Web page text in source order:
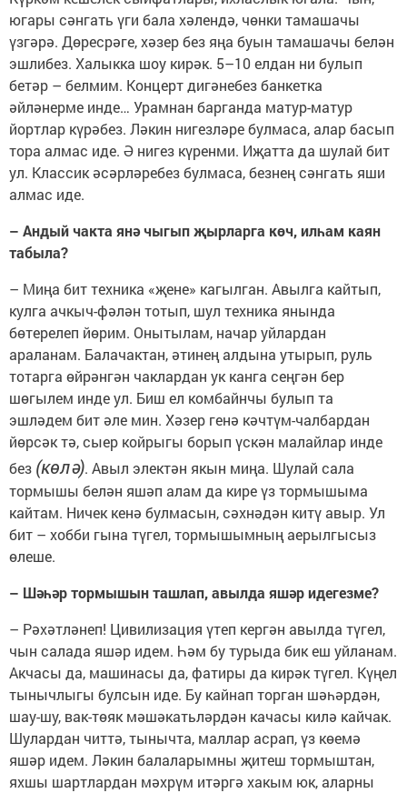
югары сәнгать үги бала хәлендә, чөнки тамашачы
үзгәрә. Дөресрәге, хәзер без яңа буын тамашачы белән
эшлибез. Халыкка шоу кирәк. 5–10 елдан ни булып
бетәр – белмим. Концерт дигәнебез банкетка
әйләнерме инде… Урамнан барганда матур-матур
йортлар күрәбез. Ләкин нигезләре булмаса, алар басып
тора алмас иде. Ә нигез күренми. Иҗатта да шулай бит
ул. Классик әсәрләребез булмаса, безнең сәнгать яши
алмас иде.
– Андый чакта янә чыгып җырларга көч, илһам каян
табыла?
– Миңа бит техника «җене» кагылган. Авылга кайтып,
кулга ачкыч-фәлән тотып, шул техника янында
бөтерелеп йөрим. Онытылам, начар уйлардан
араланам. Балачактан, әтинең алдына утырып, руль
тотарга өйрәнгән чаклардан ук канга сеңгән бер
шөгылем инде ул. Биш ел комбайнчы булып та
эшләдем бит әле мин. Хәзер генә кәчтүм-чалбардан
йөрсәк тә, сыер койрыгы борып үскән малайлар инде
без (көлә). Авыл электән якын миңа. Шулай сала
тормышы белән яшәп алам да кире үз тормышыма
кайтам. Ничек кенә булмасын, сәхнәдән китү авыр. Ул
бит – хобби гына түгел, тормышымның аерылгысыз
өлеше.
– Шәһәр тормышын ташлап, авылда яшәр идегезме?
– Рәхәтләнеп! Цивилизация үтеп кергән авылда түгел,
чын салада яшәр идем. Һәм бу турыда бик еш уйланам.
Акчасы да, машинасы да, фатиры да кирәк түгел. Күңел
тынычлыгы булсын иде. Бу кайнап торган шәһәрдән,
шау-шу, вак-төяк мәшәкатьләрдән качасы килә кайчак.
Шулардан читтә, тынычта, маллар асрап, үз көемә
яшәр идем. Ләкин балаларымны җитеш тормыштан,
яхшы шартлардан мәхрүм итәргә хакым юк, аларны